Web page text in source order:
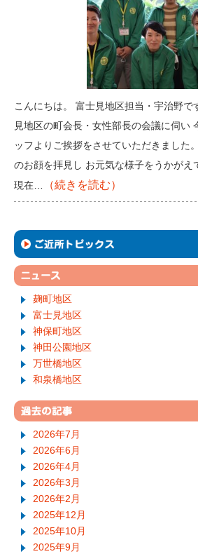
こんにちは。 富士見地区担当・宇治野で
見地区の町会長・女性部長の会議に伺い
ッフよりご挨拶をさせていただきました
のお顔を拝見し お元気な様子をうかがえ
現在…
（続きを読む）
麹町地区
富士見地区
神保町地区
神田公園地区
万世橋地区
和泉橋地区
2026年7月
2026年6月
2026年4月
2026年3月
2026年2月
2025年12月
2025年10月
2025年9月